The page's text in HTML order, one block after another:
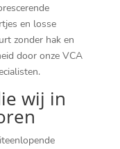
en losse
zonder hak en
door onze VCA
wij in